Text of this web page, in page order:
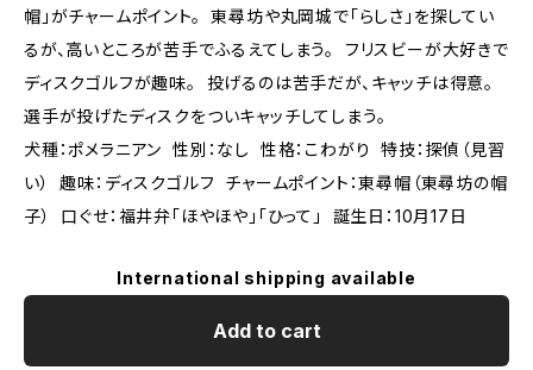
帽」がチャームポイント。 東尋坊や丸岡城で「らしさ」を探してい
るが、高いところが苦手でふるえてしまう。 フリスビーが大好きで
ディスクゴルフが趣味。 投げるのは苦手だが、キャッチは得意。
選手が投げたディスクをついキャッチしてしまう。
犬種：ポメラニアン 性別：なし 性格：こわがり 特技：探偵（見習
い） 趣味：ディスクゴルフ チャームポイント：東尋帽（東尋坊の帽
子） 口ぐせ：福井弁「ほやほや」「ひって」 誕生日：10月17日
International shipping available
Add to cart